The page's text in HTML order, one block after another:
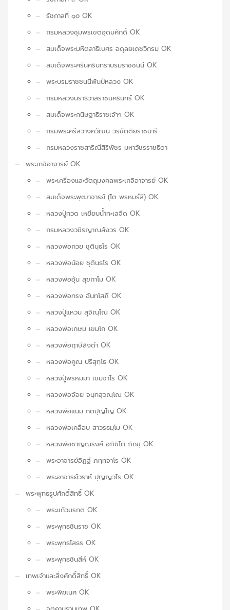
รัชกาลที่ ๑๐ OK
กรมหลวงชุมพรเขตอุดมศักดิ์ OK
สมเด็จพระมหิตลาธิเบศร อดุลยเดชวิกรม OK
สมเด็จพระศรีนครินทราบรมราชชนนี OK
พระบรมราชชนนีพันปีหลวง OK
กรมหลวงนราธิวาสราชนครินทร์ OK
สมเด็จพระกนิษฐาธิราชเจ้าฯ OK
กรมพระศรีสวางควัฒน วรขัตติยราชนารี
กรมหลวงราชสาริณีสิริพัชร มหาวัชรราชธิดา
พระเกจิอาจารย์ OK
พระเครื่องและวัตถุมงคลพระเกจิอาจารย์ OK
สมเด็จพระพุฒาจารย์ (โต พฺรหฺมรํสี) OK
หลวงปู่ทวด เหยียบน้ำทะเลจืด OK
กรมหลวงวชิรญาณสังวร OK
หลวงพ่อกวย ชุตินฺธโร OK
หลวงพ่อน้อย ชุตินฺธโร OK
หลวงพ่ออุ้น สุขกาโม OK
หลวงพ่อทรง ฉันทโสภี OK
หลวงปู่แหวน สุจิณฺโณ OK
หลวงพ่อเกษม เขมโก OK
หลวงพ่อฤาษีลิงดำ OK
หลวงพ่อคูณ ปริสุทฺโธ OK
หลวงปู่พรหมมา เขมจาโร OK
หลวงพ่อจ้อย จนฺทสุวณฺโณ OK
หลวงพ่อแนม กตปุญโญ OK
หลวงพ่อเคลือบ สาวรธมฺโม OK
หลวงพ่อชาญณรงค์ อภิชิโต ภิกขุ OK
พระอาจารย์อิฏฐ์ ภทฺทจาโร OK
พระอาจารย์วราห์ ปุญญวโร OK
พระพุทธรูปศักดิ์สิทธิ์ OK
พระแก้วมรกต OK
พระพุทธชินราช OK
พระพุทธโสธร OK
พระพุทธชินสีห์ OK
เทพเจ้าและสิ่งศักดิ์สิทธิ์ OK
พระพิฆเนศ OK